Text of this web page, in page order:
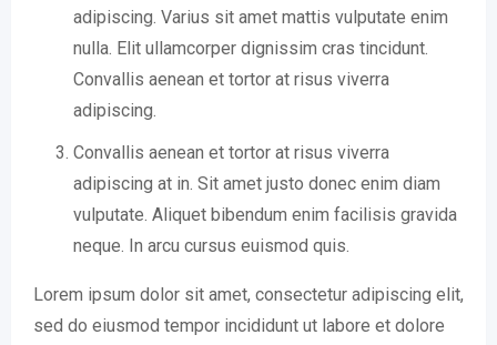
adipiscing. Varius sit amet mattis vulputate enim
nulla. Elit ullamcorper dignissim cras tincidunt.
Convallis aenean et tortor at risus viverra
adipiscing.
Convallis aenean et tortor at risus viverra
adipiscing at in. Sit amet justo donec enim diam
vulputate. Aliquet bibendum enim facilisis gravida
neque. In arcu cursus euismod quis.
Lorem ipsum dolor sit amet, consectetur adipiscing elit,
sed do eiusmod tempor incididunt ut labore et dolore